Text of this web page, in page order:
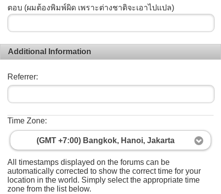
ตอบ (ผมต้องพิมพ์ผิด เพราะต่างชาติจะเอาไปแปล)
Additional Information
Referrer:
Time Zone:
(GMT +7:00) Bangkok, Hanoi, Jakarta
All timestamps displayed on the forums can be
automatically corrected to show the correct time for your
location in the world. Simply select the appropriate time
zone from the list below.